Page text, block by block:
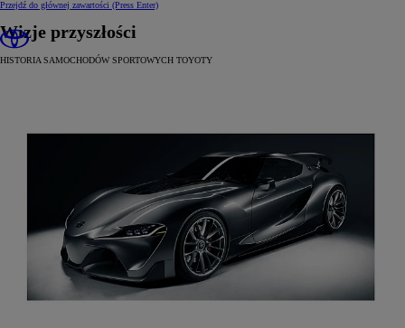
Przejdź do głównej zawartości (Press Enter)
Wizje przyszłości
HISTORIA SAMOCHODÓW SPORTOWYCH TOYOTY